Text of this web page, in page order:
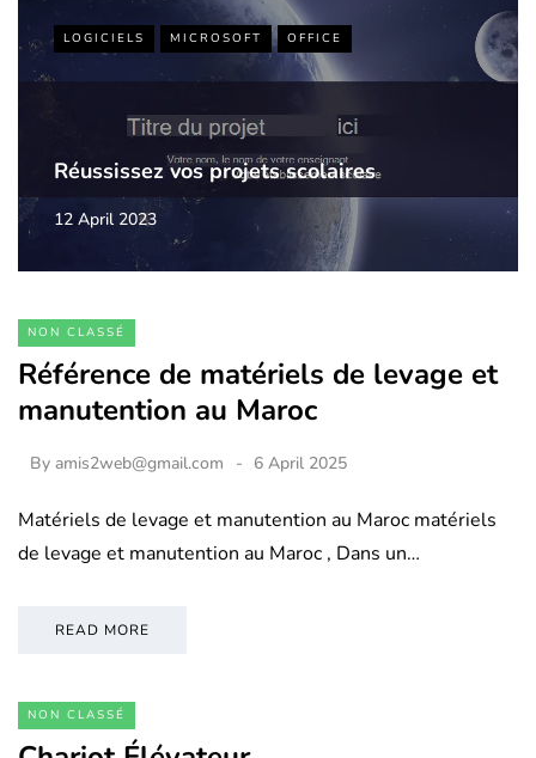
LOGICIELS MICROSOFT OFFICE
Réussissez vos projets scolaires
12 April 2023
NON CLASSÉ
Référence de matériels de levage et
manutention au Maroc
By amis2web@gmail.com 6 April 2025
Matériels de levage et manutention au Maroc matériels
de levage et manutention au Maroc , Dans un…
READ MORE
NON CLASSÉ